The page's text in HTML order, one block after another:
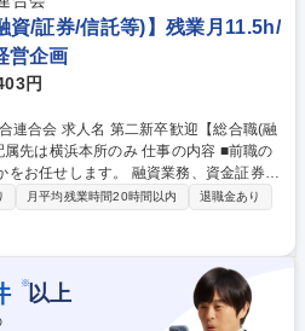
として取引先の前に出ていただき、ク
/総合職
ウン/三井不動産G
資/証券/信託等)】残業月11.5h/
営企画
円
迎【総合職(融
所のみ 仕事の内容 ■前職の
をお任せします。 融資業務、資金証券業
相談業務、信託業務、貯金・資金決済業
。 ■組織風土・働き方：
多く、お互いに教え、高め合う組織風土
本所のみのため、神奈川に根付いた働き
月平均残業時間20時間以内
退職金あり
※以上